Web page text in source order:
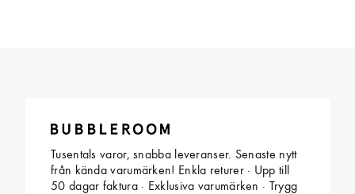
Tusentals varor, snabba leveranser. Senaste nytt
från kända varumärken! Enkla returer · Upp till
50 dagar faktura · Exklusiva varumärken · Trygg